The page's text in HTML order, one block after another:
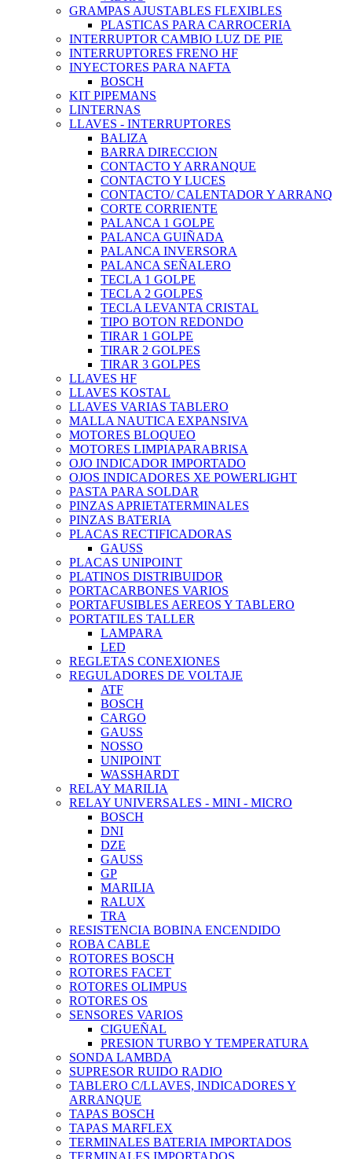
GRAMPAS AJUSTABLES FLEXIBLES
PLASTICAS PARA CARROCERIA
INTERRUPTOR CAMBIO LUZ DE PIE
INTERRUPTORES FRENO HF
INYECTORES PARA NAFTA
BOSCH
KIT PIPEMANS
LINTERNAS
LLAVES - INTERRUPTORES
BALIZA
BARRA DIRECCION
CONTACTO Y ARRANQUE
CONTACTO Y LUCES
CONTACTO/ CALENTADOR Y ARRANQ
CORTE CORRIENTE
PALANCA 1 GOLPE
PALANCA GUIÑADA
PALANCA INVERSORA
PALANCA SEÑALERO
TECLA 1 GOLPE
TECLA 2 GOLPES
TECLA LEVANTA CRISTAL
TIPO BOTON REDONDO
TIRAR 1 GOLPE
TIRAR 2 GOLPES
TIRAR 3 GOLPES
LLAVES HF
LLAVES KOSTAL
LLAVES VARIAS TABLERO
MALLA NAUTICA EXPANSIVA
MOTORES BLOQUEO
MOTORES LIMPIAPARABRISA
OJO INDICADOR IMPORTADO
OJOS INDICADORES XE POWERLIGHT
PASTA PARA SOLDAR
PINZAS APRIETATERMINALES
PINZAS BATERIA
PLACAS RECTIFICADORAS
GAUSS
PLACAS UNIPOINT
PLATINOS DISTRIBUIDOR
PORTACARBONES VARIOS
PORTAFUSIBLES AEREOS Y TABLERO
PORTATILES TALLER
LAMPARA
LED
REGLETAS CONEXIONES
REGULADORES DE VOLTAJE
ATF
BOSCH
CARGO
GAUSS
NOSSO
UNIPOINT
WASSHARDT
RELAY MARILIA
RELAY UNIVERSALES - MINI - MICRO
BOSCH
DNI
DZE
GAUSS
GP
MARILIA
RALUX
TRA
RESISTENCIA BOBINA ENCENDIDO
ROBA CABLE
ROTORES BOSCH
ROTORES FACET
ROTORES OLIMPUS
ROTORES OS
SENSORES VARIOS
CIGUEÑAL
PRESION TURBO Y TEMPERATURA
SONDA LAMBDA
SUPRESOR RUIDO RADIO
TABLERO C/LLAVES, INDICADORES Y
ARRANQUE
TAPAS BOSCH
TAPAS MARFLEX
TERMINALES BATERIA IMPORTADOS
TERMINALES IMPORTADOS